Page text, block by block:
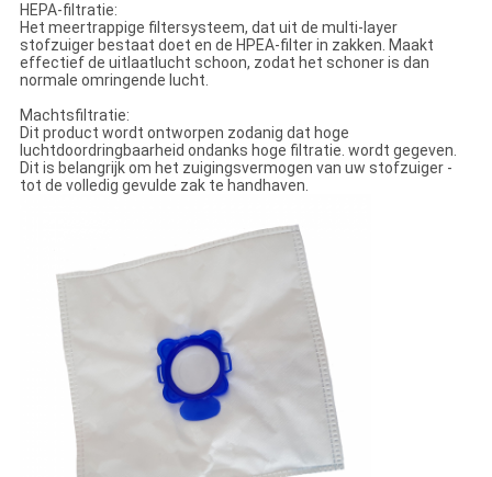
HEPA-filtratie:
Het meertrappige filtersysteem, dat uit de multi-layer
stofzuiger bestaat doet en de HPEA-filter in zakken. Maakt
effectief de uitlaatlucht schoon, zodat het schoner is dan
normale omringende lucht.
Machtsfiltratie:
Dit product wordt ontworpen zodanig dat hoge
luchtdoordringbaarheid ondanks hoge filtratie. wordt gegeven.
Dit is belangrijk om het zuigingsvermogen van uw stofzuiger -
tot de volledig gevulde zak te handhaven.